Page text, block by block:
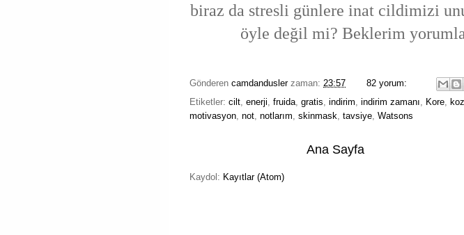
biraz da stresli günlere inat cildimizi
öyle değil mi? Beklerim
Gönderen camdandusler zaman: 23:57
82 yorum:
Etiketler: cilt enerji fruida gratis indirim indirim zamanı Kore
motivasyon not notlarım skinmask tavsiye Watsons
Ana Sayfa
Kaydol: Kayıtlar (Atom)